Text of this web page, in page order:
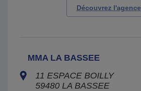
Découvrez l'agence
MMA LA BASSEE
11 ESPACE BOILLY
59480 LA BASSEE